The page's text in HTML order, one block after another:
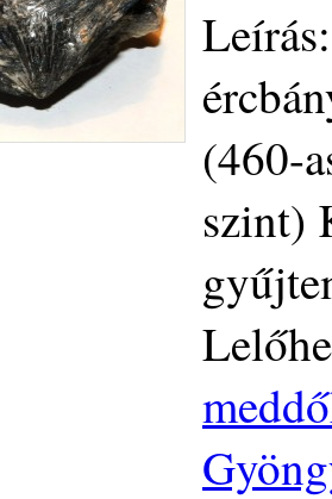
(460-
szint)